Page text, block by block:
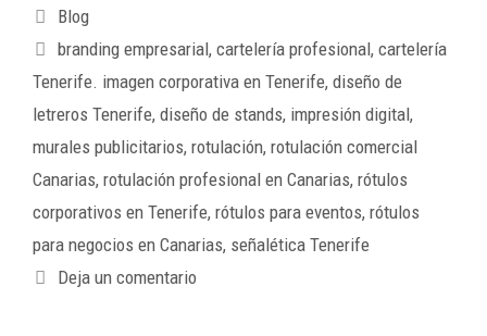
Blog
branding empresarial,cartelería profesional,cartelería
Tenerife. imagen corporativa en Tenerife, diseño de
letreros Tenerife, diseño de stands, impresión digital,
murales publicitarios, rotulación, rotulación comercial
Canarias, rotulación profesional en Canarias, rótulos
corporativos en Tenerife, rótulos para eventos, rótulos
para negocios en Canarias, señalética Tenerife
Deja un comentario